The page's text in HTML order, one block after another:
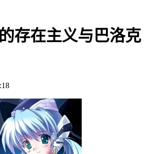
存在主义与巴洛克